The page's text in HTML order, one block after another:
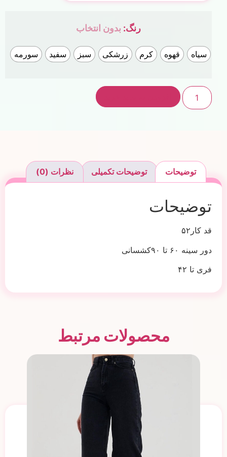
رنگ: بدون انتخاب
سیاه قهوه کرم زرشکی سبز سفید سورمه
توضیحات توضیحات تکمیلی نظرات (0)
توضیحات
قد کار۵۲
دور سینه ۶۰ تا ۹۰کشسانی
فری تا ۴۲
محصولات مرتبط